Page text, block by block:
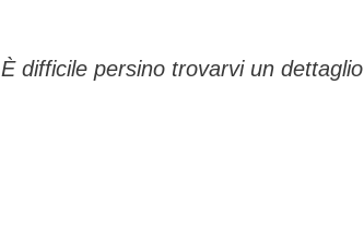
difficile persino trovarvi un dettaglio